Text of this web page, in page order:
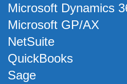
Microsoft Dynamics
Microsoft GP/AX
NetSuite
QuickBooks
Sage